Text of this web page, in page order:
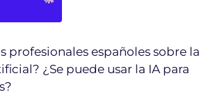
profesionales españoles sobre la
¿Se puede usar la IA para